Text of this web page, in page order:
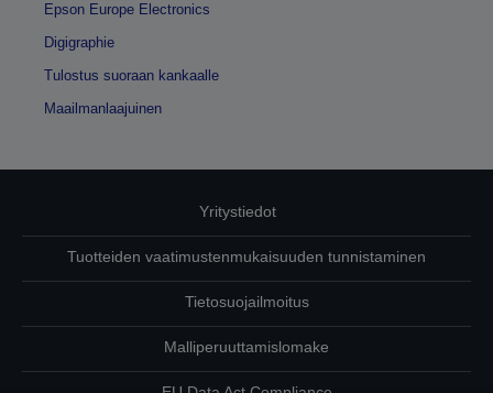
Epson Europe Electronics
Digigraphie
Tulostus suoraan kankaalle
Maailmanlaajuinen
Yritystiedot
Tuotteiden vaatimustenmukaisuuden tunnistaminen
Tietosuojailmoitus
Malliperuuttamislomake